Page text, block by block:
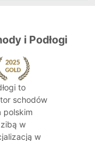
i Podłogi
to
schodów
polskim
w
w